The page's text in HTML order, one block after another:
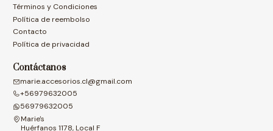
Términos y Condiciones
Política de reembolso
Contacto
Política de privacidad
Contáctanos
marie.accesorios.cl@gmail.com
+56979632005
56979632005
Marie's
Huérfanos 1178, Local F